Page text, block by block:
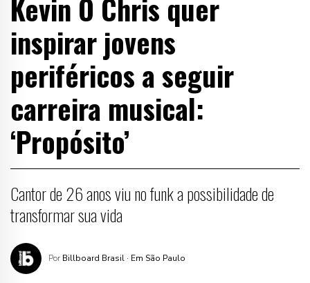
Kevin O Chris quer
inspirar jovens
periféricos a seguir
carreira musical:
‘Propósito’
Cantor de 26 anos viu no funk a possibilidade de
transformar sua vida
Por Billboard Brasil · Em São Paulo